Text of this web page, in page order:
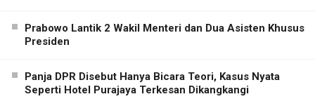
Prabowo Lantik 2 Wakil Menteri dan Dua Asisten Khusus
Presiden
Panja DPR Disebut Hanya Bicara Teori, Kasus Nyata
Seperti Hotel Purajaya Terkesan Dikangkangi